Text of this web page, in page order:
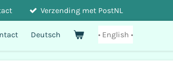
Verzending met PostNL
Deutsch • English •